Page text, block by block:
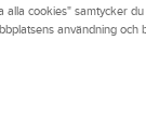
alla cookies" samtycker
användning och